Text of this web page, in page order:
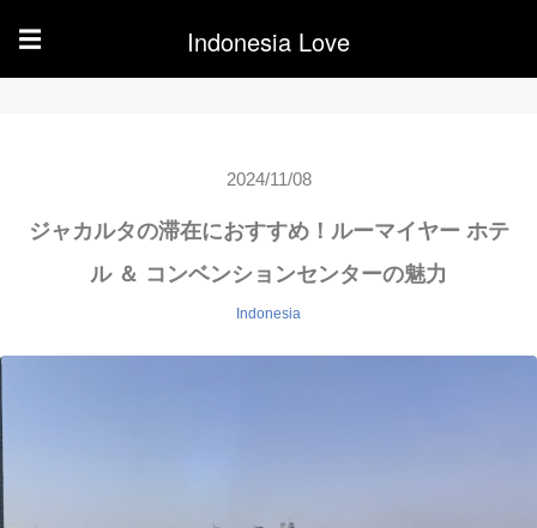
☰ Indonesia Love
2024/11/08
ジャカルタの滞在におすすめ！ルーマイヤー ホテ
ル ＆ コンベンションセンターの魅力
Indonesia